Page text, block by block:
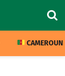
CAMEROUN